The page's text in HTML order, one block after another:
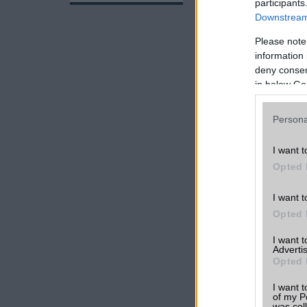
Please
information
deny
in below
I want
Opted
I want
Opted
I want
Opted
I want
of my
navigálás nem
árkategórián
gyakorlatilag
olyan
háromszoros árú